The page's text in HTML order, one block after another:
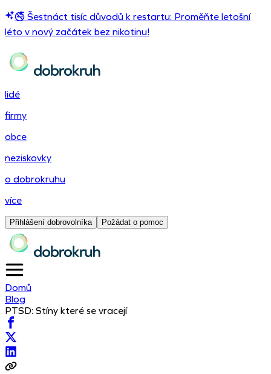
🚭 Šestnáct tisíc důvodů k restartu: Proměňte letošní
léto v nový začátek bez nikotinu!
lidé
firmy
obce
neziskovky
o dobrokruhu
více
Přihlášení dobrovolníka Požádat o pomoc
Domů
Blog
PTSD: Stíny které se vracejí